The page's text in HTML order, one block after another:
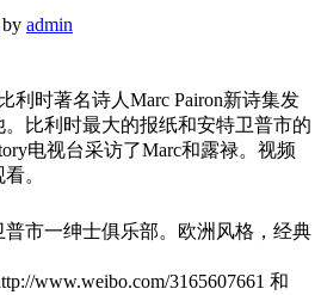
by admin
利时著名诗人Marc Pairon新诗集发
比利时最大的报纸和安特卫普市的
电视台采访了Marc和露禄。视频
。
市一绅士俱乐部。欧洲风格，经典
www.weibo.com/3165607661 和